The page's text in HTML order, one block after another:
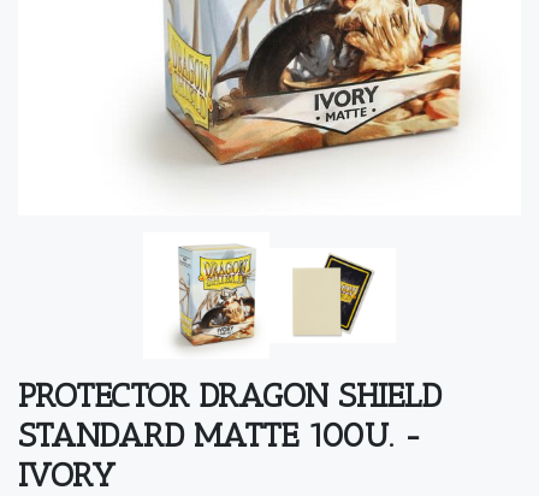
PROTECTOR DRAGON SHIELD
STANDARD MATTE 100U. -
IVORY